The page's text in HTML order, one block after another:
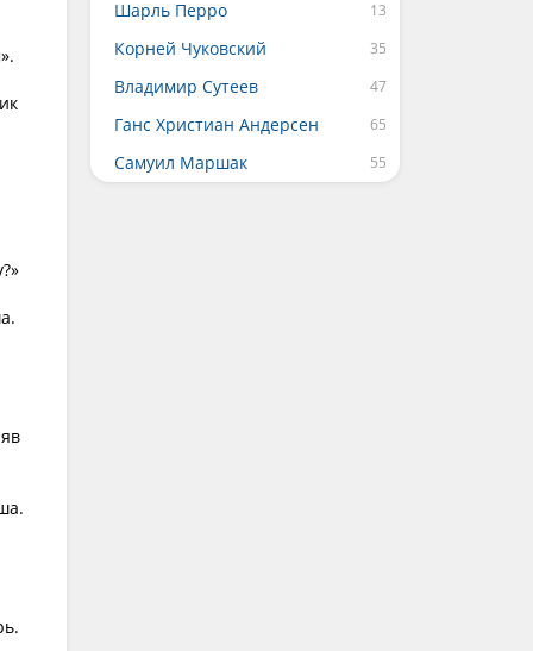
Шарль Перро
Корней Чуковский
Владимир Сутеев
Ганс Христиан Андерсен
Самуил Маршак